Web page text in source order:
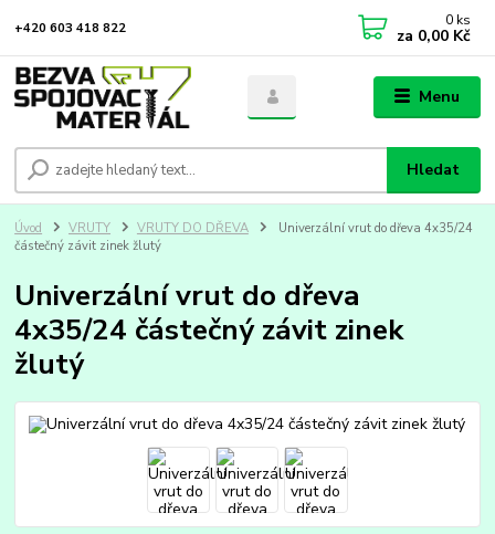
Menu
Hledat
+420 603 418 822 0 ks
za 0,00 Kč
Úvod VRUTY VRUTY DO DŘEVA
Univerzální vrut do dřeva 4x35/24
částečný závit zinek žlutý
Univerzální vrut do dřeva
4x35/24 částečný závit zinek
žlutý